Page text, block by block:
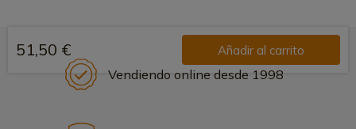
51,50 € Añadir al carrito
Vendiendo online desde 1998